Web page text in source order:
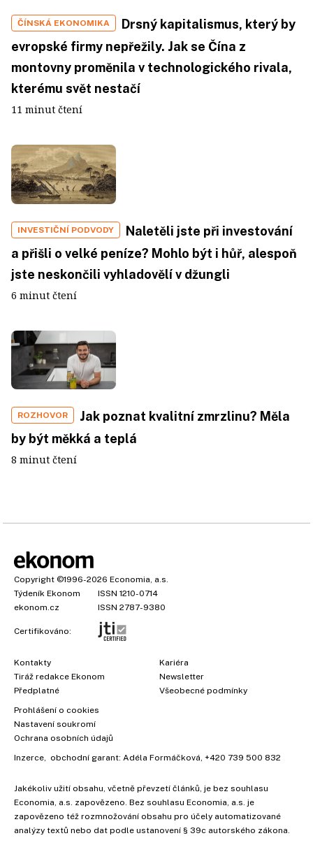
ČÍNSKÁ EKONOMIKA
Drsný kapitalismus, který by
evropské firmy nepřežily. Jak se Čína z
montovny proměnila v technologického rivala,
kterému svět nestačí
11 minut čtení
INVESTIČNÍ PODVODY
Naletěli jste při investování
a přišli o velké peníze? Mohlo být i hůř, alespoň
jste neskončili vyhladovělí v džungli
6 minut čtení
ROZHOVOR
Jak poznat kvalitní zmrzlinu? Měla
by být měkká a teplá
8 minut čtení
Copyright ©1996-2026 Economia, a.s.
Týdeník Ekonom
ISSN 1210-0714
ekonom.cz
ISSN 2787-9380
Certifikováno:
Kontakty
Tiráž redakce Ekonom
Předplatné
Kariéra
Newsletter
Všeobecné podmínky
Prohlášení o cookies
Nastavení soukromí
Ochrana osobních údajů
Inzerce, obchodní garant: Adéla Formáčková, +420 739 500 832
Jakékoliv užití obsahu, včetně převzetí článků, je bez souhlasu
Economia, a.s. zapovězeno. Bez souhlasu Economia, a.s. je
zapovězeno též rozmnožování obsahu pro účely automatizované
analýzy textů nebo dat podle ustanovení § 39c autorského zákona.